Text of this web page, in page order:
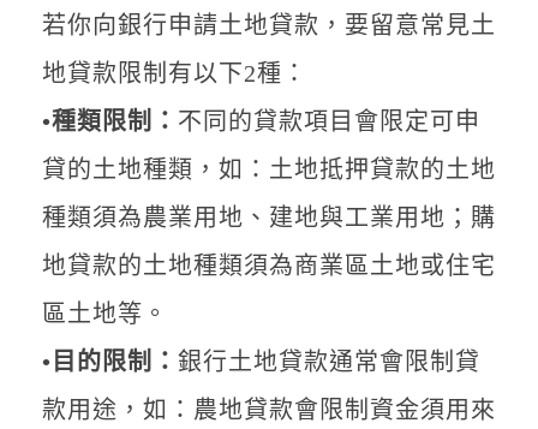
若你向銀行申請土地貸款，要留意常見土
地貸款限制有以下2種：
•種類限制： 不同的貸款項目會限定可申
貸的土地種類，如：土地抵押貸款的土地
種類須為農業用地、建地與工業用地；購
地貸款的土地種類須為商業區土地或住宅
區土地等。
•目的限制： 銀行土地貸款通常會限制貸
款用途，如：農地貸款會限制資金須用來